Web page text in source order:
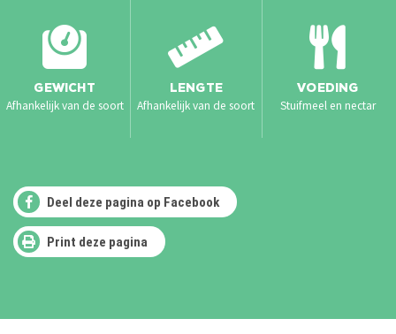
GEWICHT
Afhankelijk van de soort
LENGTE
Afhankelijk van de soort
VOEDING
Stuifmeel en nectar
Deel deze pagina op Facebook
Print deze pagina